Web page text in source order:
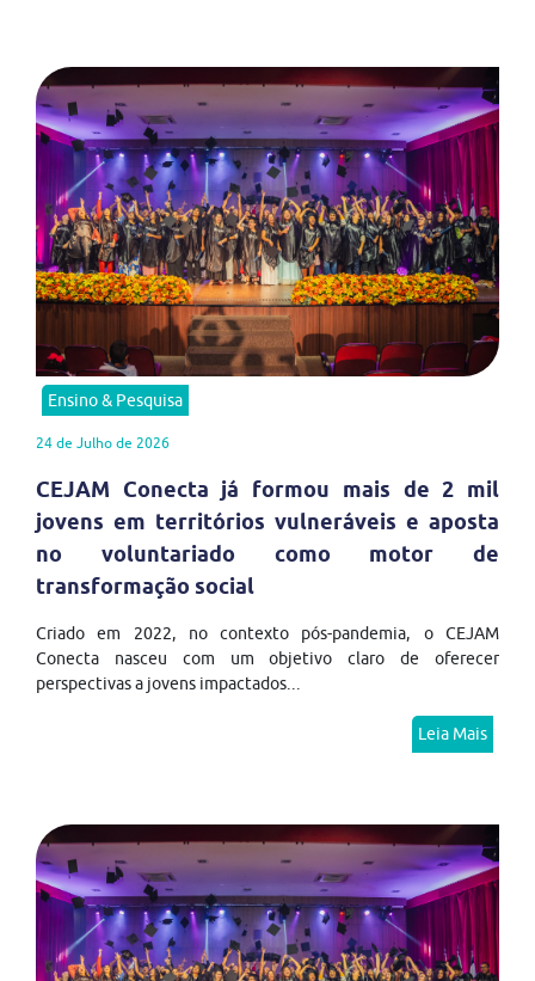
Ensino & Pesquisa
24 de Julho de 2026
CEJAM Conecta já formou mais de 2 mil
jovens em territórios vulneráveis e aposta
no voluntariado como motor de
transformação social
Criado em 2022, no contexto pós-pandemia, o CEJAM
Conecta nasceu com um objetivo claro de oferecer
perspectivas a jovens impactados...
Leia Mais